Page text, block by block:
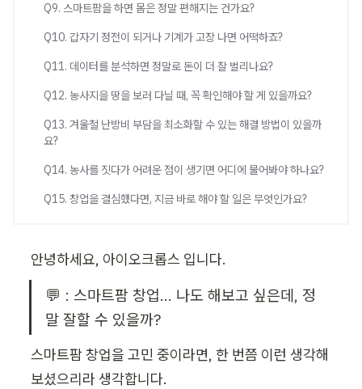
Q9. 스마트팜을 하면 몸은 정말 편해지는 건가요?
Q10. 갑자기 정전이 되거나 기계가 고장 나면 어떡하죠?
Q11. 데이터를 분석하면 정말로 돈이 더 잘 벌리나요?
Q12. 농사지을 땅을 보러 다닐 때, 꼭 확인해야 할 게 있을까요?
Q13. 겨울철 난방비 부담을 최소화할 수 있는 해결 방법이 있을까
요?
Q14. 농사를 짓다가 어려운 점이 생기면 어디에 물어봐야 하나요?
Q15. 창업을 결심했다면, 지금 바로 해야 할 일은 무엇인가요?
안녕하세요, 아이오크롭스 입니다.
💬 : 스마트팜 창업… 나도 해보고 싶은데, 정
말 잘할 수 있을까?
스마트팜 창업을 고민 중이라면, 한 번쯤 이런 생각해
보셨으리라 생각합니다.